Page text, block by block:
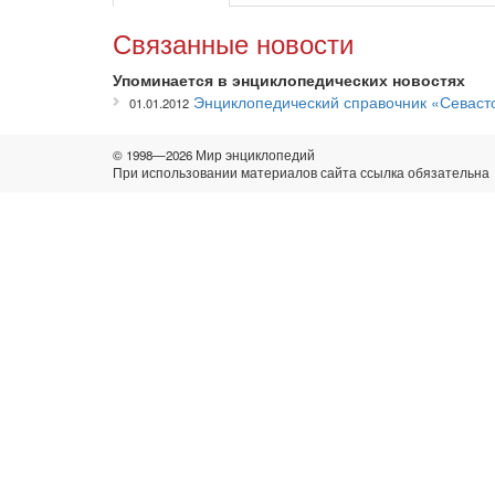
Связанные новости
Упоминается в энциклопедических новостях
01.01.2012 Энциклопедический справочник
© 1998—2026 Мир энциклопедий
При использовании материалов сайта ссылка обязательна